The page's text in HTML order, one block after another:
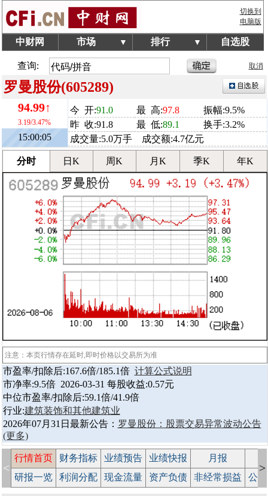
切换到
电脑版
中财网 市场 ▼ 排行 ▼ 自选股
查询: 取消
罗曼股份(605289)
94.99↑
3.19/3.47%
15:00:05
今 开:91.0 最 高:97.8
振幅:9.5%
昨 收:91.8
最 低:89.1
换手:3.2%
成交量:5.0万手 成交额:4.7亿元
分时 日K 周K 月K 季K 年K
注意：本页行情存在延时,即时价格以交易所为准
市盈率/扣除后:167.6倍/185.1倍 计算公式说明
市净率:9.5倍 2026-03-31 每股收益:0.57元
中位市盈率/扣除后:59.1倍/41.9倍
行业:建筑装饰和其他建筑业
2026年07月31日最新公告： 罗曼股份：股票交易异常波动公告
(更多)
<
行情首页 财务指标 业绩预告 业绩快报 月报
研报一览
利润分配 现金流量 资产负债 非经常损益 公
>